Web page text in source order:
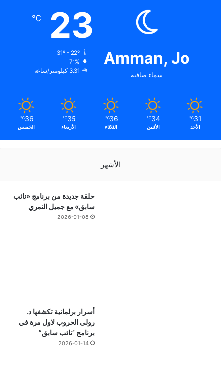
Amman, Jo
سماء صافية
23
℃
31º - 22º
71%
3.31 كيلومتر/ساعة
31
℃
الأحد
34
℃
الأثنين
36
℃
الثلاثاء
35
℃
الأربعاء
36
℃
الخميس
الأشهر
حلقة جديدة من برنامج «نائب
سابق» مع جميل النمري
2026-01-08
أسرار برلمانية تكشفها د.
رولى الحروب لاول مرة في
برنامج “نائب سابق”
2026-01-14